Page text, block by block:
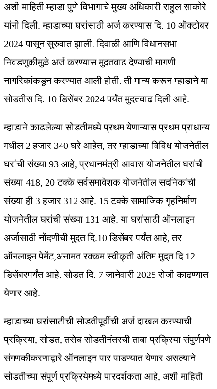
अशी माहिती म्हाडा पुणे विभागाचे मुख्य अधिकारी राहुल साकोरे
यांनी दिली. म्हाडाच्या घरांसाठी अर्ज करण्यास दि. 10 ऑक्टोबर
2024 पासून सुरुवात झाली. दिवाळी आणि विधानसभा
निवडणुकीमुळे अर्ज करण्यास मुदतवाढ देण्याची मागणी
नागरिकांकडून करण्यात आली होती. ती मान्य करून म्हाडाने या
सोडतीस दि. 10 डिसेंबर 2024 पर्यंत मुदतवाढ दिली आहे.
म्हाडाने काढलेल्या सोडतीमध्ये प्रथम येणाऱ्यास प्रथम प्राधान्य
मधील 2 हजार 340 घरे आहेत, तर म्हाडाच्या विविध योजनेतील
घरांची संख्या 93 आहे, प्रधानमंत्री आवास योजनेतील घरांची
संख्या 418, 20 टक्के सर्वसमावेशक योजनेतील सदनिकांची
संख्या ही 3 हजार 312 आहे. 15 टक्के सामाजिक गृहनिर्माण
योजनेतील घरांची संख्या 131 आहे. या घरांसाठी ऑनलाइन
अर्जासाठी नोंदणीची मुदत दि.10 डिसेंबर पर्यंत आहे, तर
ऑनलाइन पेमेंट,अनामत रक्कम स्वीकृती अंतिम मुद्‌त दि.12
डिसेंबरपर्यंत आहे. सोडत दि. 7 जानेवारी 2025 रोजी काढण्यात
येणार आहे.
म्हाडाच्या घरांसाठीची सोडतीपूर्वीची अर्ज दाखल करण्याची
प्रक्रिया, सोडत, तसेच सोडतीनंतरची ताबा प्रक्रिया संपुर्णपणे
संगणकीकरणाद्वारे ऑनलाइन पार पाडण्यात येणार असल्याने
सोडतीच्या संपूर्ण प्रक्रियेमध्ये पारदर्शकता आहे, अशी माहिती